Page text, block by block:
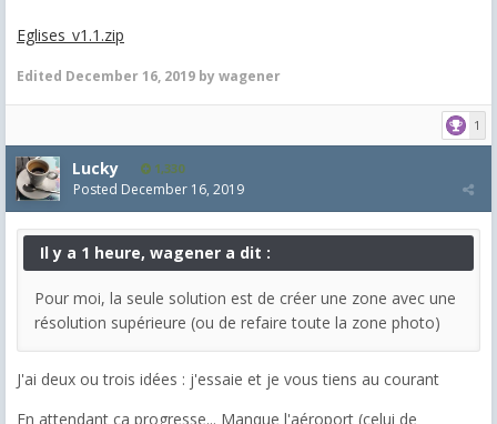
Eglises_v1.1.zip
Edited December 16, 2019 by wagener
1
Lucky 1,330
Posted December 16, 2019
Il y a 1 heure, wagener a dit :
Pour moi, la seule solution est de créer une zone avec une
résolution supérieure (ou de refaire toute la zone photo)
J'ai deux ou trois idées : j'essaie et je vous tiens au courant
En attendant ça progresse... Manque l'aéroport (celui de